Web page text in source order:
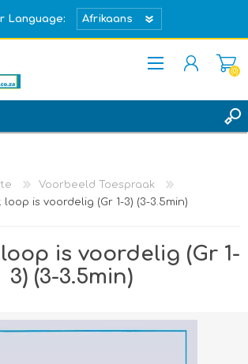
Language:
(0)
Voorbeeld Toespraak
loop is voordelig (Gr 1-3) (3-3.5min)
is voordelig (Gr 1-
3) (3-3.5min)